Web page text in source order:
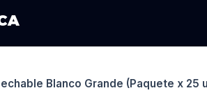
Blanco Grande (Paquete x 25